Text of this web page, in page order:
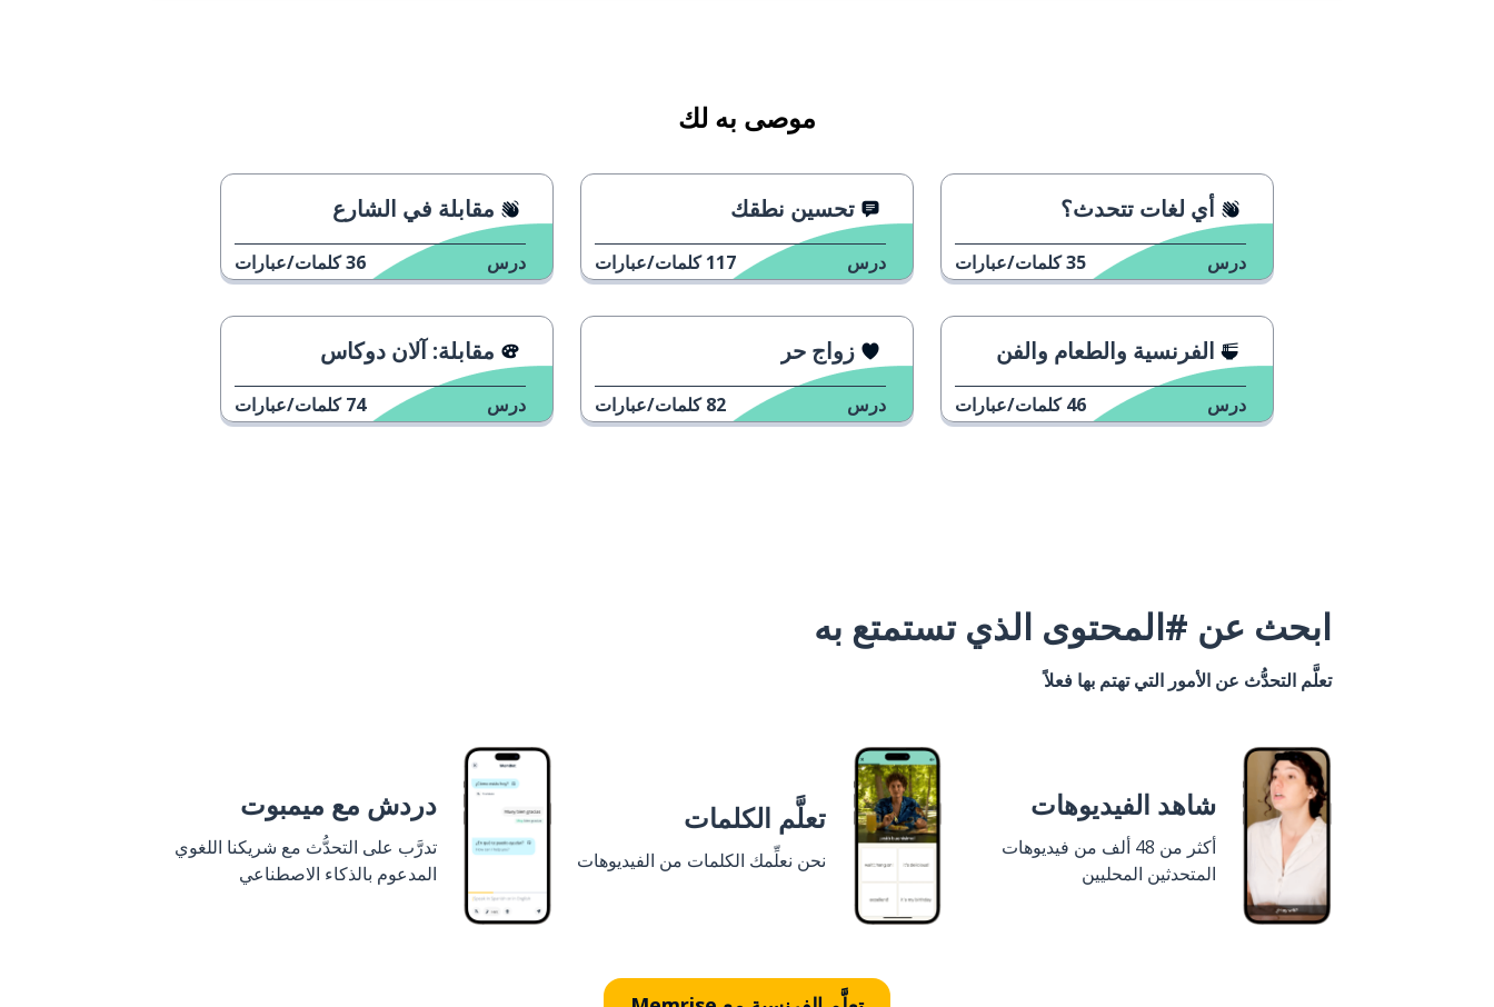
موصى به لك
أي لغات تتحدث؟
درس 35كلمات/عبارات
تحسين نطقك
درس 117 كلمات/عبارات
مقابلة في الشارع
درس 36كلمات/عبارات
الفرنسية والطعام والفن
درس 46 كلمات/عبارات
زواج حر
درس 82 كلمات/عبارات
مقابلة: آلان دوكاس
درس 74 كلمات/عبارات
ابحث عن #المحتوى الذي تستمتع به
تعلَّم التحدُّث عن الأمور التي تهتم بها فعلاً
شاهد الفيديوهات
أكثر من 48 ألف من فيديوهات
المتحدثين المحليين
تعلَّم الكلمات
نحن نعلِّمك الكلمات من الفيديوهات
دردش مع ميمبوت
تدرَّب على التحدُّث مع شريكنا اللغوي
المدعوم بالذكاء الاصطناعي